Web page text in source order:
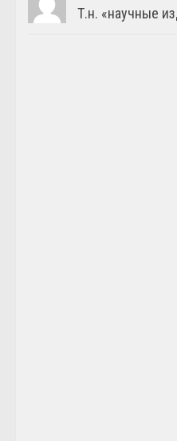
Т.н. «научные